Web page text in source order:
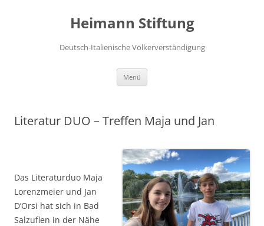
Heimann Stiftung
Deutsch-Italienische Völkerverständigung
Menü
Literatur DUO – Treffen Maja und Jan
Das Literaturduo Maja
Lorenzmeier und Jan
D’Orsi hat sich in Bad
Salzuflen in der Nähe